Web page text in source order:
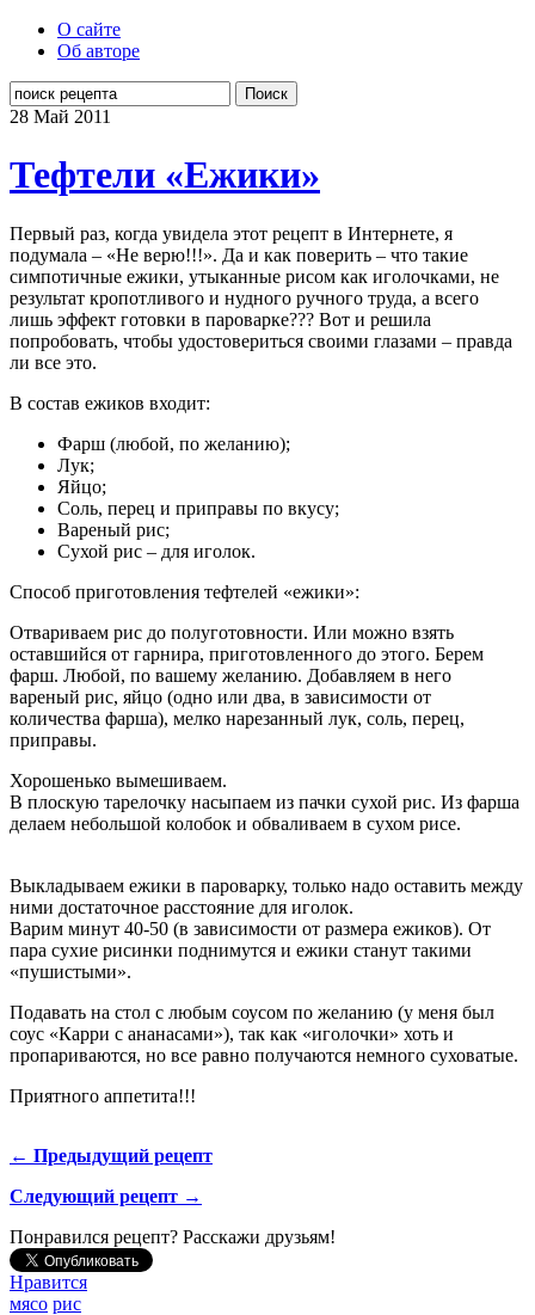
О сайте
Об авторе
Поиск
28 Май 2011
Тефтели «Ежики»
Первый раз, когда увидела этот рецепт в Интернете, я
подумала – «Не верю!!!». Да и как поверить – что такие
симпотичные ежики, утыканные рисом как иголочками, не
результат кропотливого и нудного ручного труда, а всего
лишь эффект готовки в пароварке??? Вот и решила
попробовать, чтобы удостовериться своими глазами – правда
ли все это.
В состав ежиков входит:
Фарш (любой, по желанию);
Лук;
Яйцо;
Соль, перец и приправы по вкусу;
Вареный рис;
Сухой рис – для иголок.
Способ приготовления тефтелей «ежики»:
Отвариваем рис до полуготовности. Или можно взять
оставшийся от гарнира, приготовленного до этого. Берем
фарш. Любой, по вашему желанию. Добавляем в него
вареный рис, яйцо (одно или два, в зависимости от
количества фарша), мелко нарезанный лук, соль, перец,
приправы.
Хорошенько вымешиваем.
В плоскую тарелочку насыпаем из пачки сухой рис. Из фарша
делаем небольшой колобок и обваливаем в сухом рисе.
Выкладываем ежики в пароварку, только надо оставить между
ними достаточное расстояние для иголок.
Варим минут 40-50 (в зависимости от размера ежиков). От
пара сухие рисинки поднимутся и ежики станут такими
«пушистыми».
Подавать на стол с любым соусом по желанию (у меня был
соус «Карри с ананасами»), так как «иголочки» хоть и
пропариваются, но все равно получаются немного суховатые.
Приятного аппетита!!!
← Предыдущий рецепт
Следующий рецепт →
Понравился рецепт? Расскажи друзьям!
Нравится
мясо рис